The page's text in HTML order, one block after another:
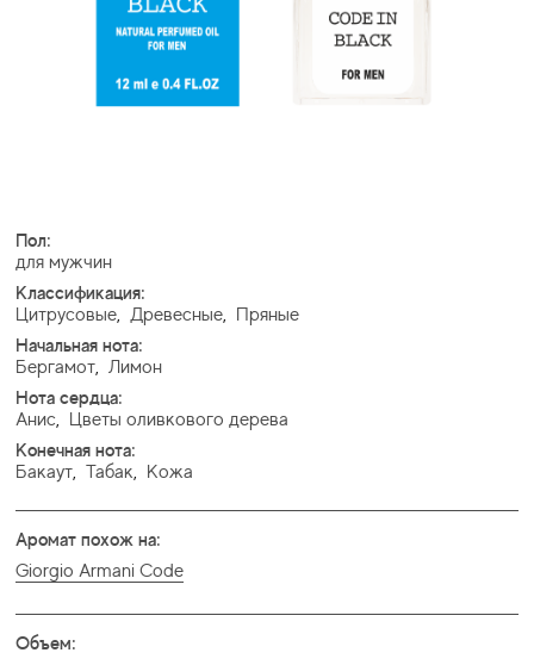
Пол:
для мужчин
Классификация:
Цитрусовые, Древесные, Пряные
Начальная нота:
Бергамот, Лимон
Нота сердца:
Анис, Цветы оливкового дерева
Конечная нота:
Бакаут, Табак, Кожа
Аромат похож на:
Giorgio Armani Code
Объем: